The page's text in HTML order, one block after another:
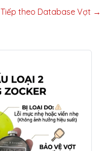
Tiếp theo Database Vợt →